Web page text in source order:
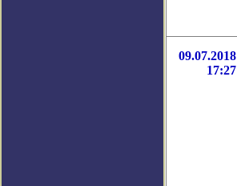
09.07.2018
17:27